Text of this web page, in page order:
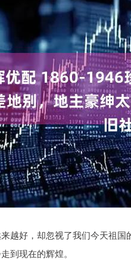
越好，却忽视了我们今天祖
到现在的辉煌。
14311.01 200.89 1.42%